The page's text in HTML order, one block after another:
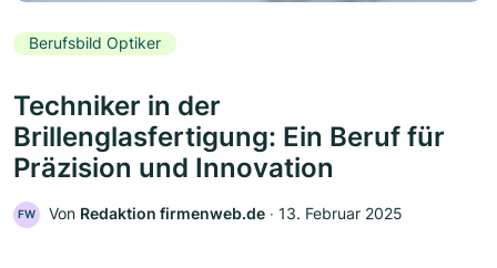
Berufsbild Optiker
Techniker in der
Brillenglasfertigung: Ein Beruf für
Präzision und Innovation
FW Von Redaktion firmenweb.de ‧ 13. Februar 2025